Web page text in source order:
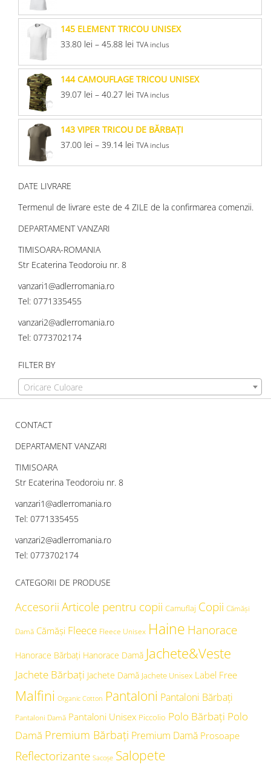
145 ELEMENT TRICOU UNISEX
33.80 lei – 45.88 lei TVA inclus
144 CAMOUFLAGE TRICOU UNISEX
39.07 lei – 40.27 lei TVA inclus
143 VIPER TRICOU DE BĂRBAŢI
37.00 lei – 39.14 lei TVA inclus
DATE LIVRARE
Termenul de livrare este de 4 ZILE de la confirmarea comenzii.
DEPARTAMENT VANZARI
TIMISOARA-ROMANIA
Str Ecaterina Teodoroiu nr. 8
vanzari1@adlerromania.ro
Tel: 0771335455
vanzari2@adlerromania.ro
Tel: 0773702174
FILTER BY
Oricare Culoare
CONTACT
DEPARTAMENT VANZARI
TIMISOARA
Str Ecaterina Teodoroiu nr. 8
vanzari1@adlerromania.ro
Tel: 0771335455
vanzari2@adlerromania.ro
Tel: 0773702174
CATEGORII DE PRODUSE
Accesorii Articole pentru copii Camuflaj Copii Cămăşi
Damă Cămăși Fleece Fleece Unisex Haine Hanorace
Hanorace Bărbați Hanorace Damă Jachete&Veste
Jachete Bărbați Jachete Damă Jachete Unisex Label Free
Malfini Organic Cotton Pantaloni Pantaloni Bărbați
Pantaloni Damă Pantaloni Unisex Piccolio Polo Bărbați Polo
Damă Premium Bărbați Premium Damă Prosoape
Reflectorizante Sacoșe Salopete